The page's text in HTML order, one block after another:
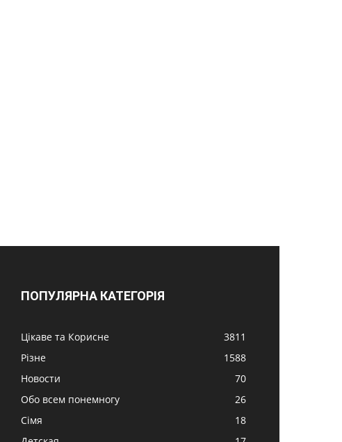
ПОПУЛЯРНА КАТЕГОРІЯ
Цікаве та Корисне
3811
Різне
1588
Новости
70
Обо всем понемногу
26
Сімя
18